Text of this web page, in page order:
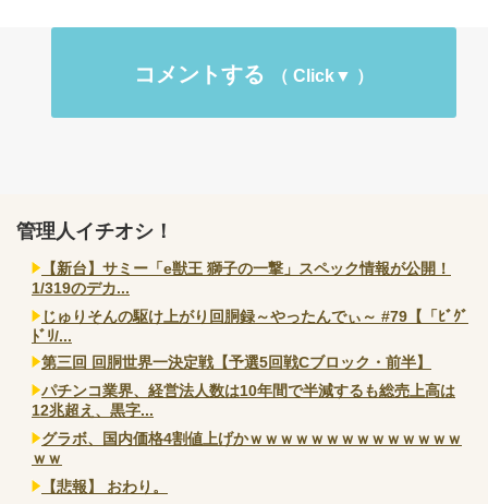
コメントする
管理人イチオシ！
【新台】サミー「e獣王 獅子の一撃」スペック情報が公開！
1/319のデカ...
じゅりそんの駆け上がり回胴録～やったんでぃ～ #79【「ﾋﾞｸﾞ
ﾄﾞﾘ/...
第三回 回胴世界一決定戦【予選5回戦Cブロック・前半】
パチンコ業界、経営法人数は10年間で半減するも総売上高は
12兆超え、黒字...
グラボ、国内価格4割値上げかｗｗｗｗｗｗｗｗｗｗｗｗｗｗ
ｗｗ
【悲報】 おわり。